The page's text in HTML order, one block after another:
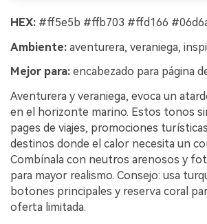
HEX: #ff5e5b #ffb703 #ffd166
Ambiente: aventurera, veraniega,
Mejor para: encabezado para página
Aventurera y veraniega, evoca un
en el horizonte marino. Estos tonos
pages de viajes, promociones
destinos donde el calor necesita un
Combínala con neutros arenosos y
para mayor realismo. Consejo: usa
botones principales y reserva coral
oferta limitada.